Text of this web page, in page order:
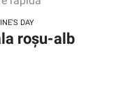
DAY
roșu-alb